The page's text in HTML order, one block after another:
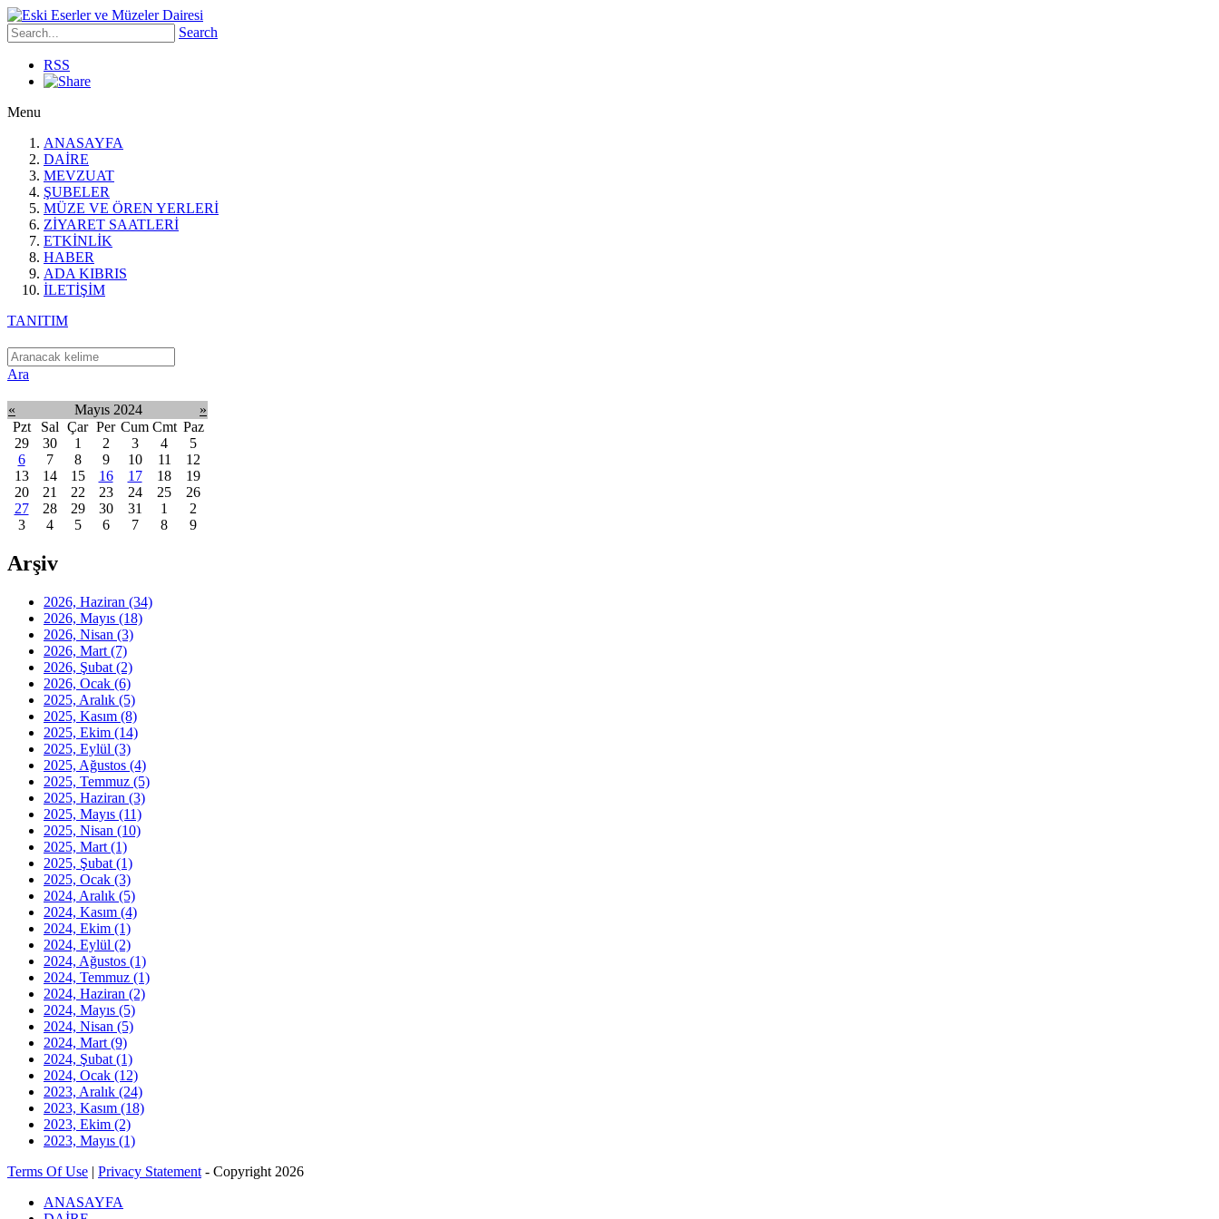
Search
RSS
Menu
ANASAYFA
DAİRE
MEVZUAT
ŞUBELER
MÜZE VE ÖREN YERLERİ
ZİYARET SAATLERİ
ETKİNLİK
HABER
ADA KIBRIS
İLETİŞİM
TANITIM
Ara
« Mayıs 2024
»
Pzt
Sal Çar Per Cum Cmt Paz
29
30 1 2 3 4
5
6
7 8 9 10 11
12
13
14 15 16 17 18
19
20
21 22 23 24 25
26
27
28 29 30 31 1
2
3
4 5 6 7 8 9
Arşiv
2026, Haziran (34)
2026, Mayıs (18)
2026, Nisan (3)
2026, Mart (7)
2026, Şubat (2)
2026, Ocak (6)
2025, Aralık (5)
2025, Kasım (8)
2025, Ekim (14)
2025, Eylül (3)
2025, Ağustos (4)
2025, Temmuz (5)
2025, Haziran (3)
2025, Mayıs (11)
2025, Nisan (10)
2025, Mart (1)
2025, Şubat (1)
2025, Ocak (3)
2024, Aralık (5)
2024, Kasım (4)
2024, Ekim (1)
2024, Eylül (2)
2024, Ağustos (1)
2024, Temmuz (1)
2024, Haziran (2)
2024, Mayıs (5)
2024, Nisan (5)
2024, Mart (9)
2024, Şubat (1)
2024, Ocak (12)
2023, Aralık (24)
2023, Kasım (18)
2023, Ekim (2)
2023, Mayıs (1)
Terms Of Use | Privacy Statement - Copyright 2026
ANASAYFA